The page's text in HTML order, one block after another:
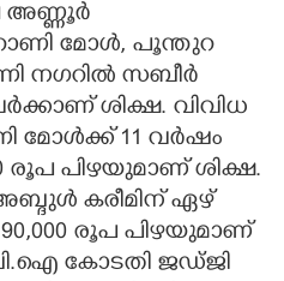
അണ്ണൂർ
മോൾ, പൂന്തുറ
നഗറിൽ സബീർ
ശിക്ഷ. വിവിധ
മോൾക്ക് 11 വർഷം
രൂപ പിഴയുമാണ് ശിക്ഷ.
കരീമിന് ഏഴ്
രൂപ പിഴയുമാണ്
കോടതി ജഡ്ജി